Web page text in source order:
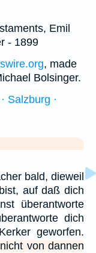
Emil
- 1899
, made
Bolsinger.
Salzburg ·
bald, dieweil
auf daß dich
überantworte
dich
geworfen.
von dannen